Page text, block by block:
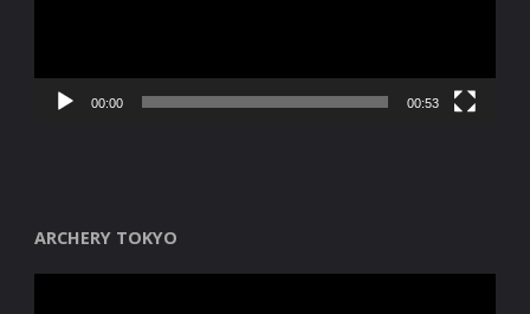
00:00 00:53
ARCHERY TOKYO